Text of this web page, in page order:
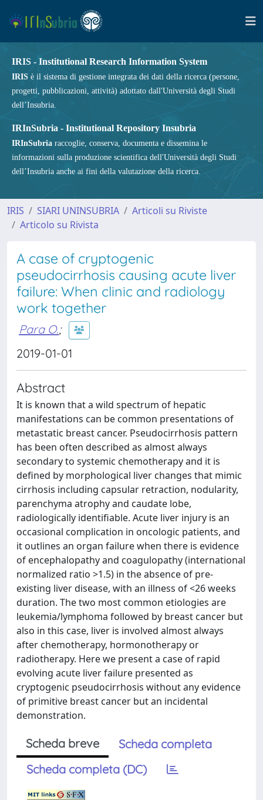
IRIS - Institutional Research Information System
IRIS è il sistema di gestione integrata dei dati della ricerca (persone,
progetti, pubblicazioni, attività) adottato dall'Università degli Studi
dell’Insubria.
IRInSubria - Institutional Repository Insubria
IRInSubria raccoglie, conserva, documenta e dissemina le
informazioni sulla produzione scientifica dell'Università degli Studi
dell’Insubria anche ai fini della valutazione della ricerca.
IRIS SIARI UNINSUBRIA
Articoli su Riviste
Articolo su Rivista
A case of cryptogenic
pseudocirrhosis causing acute liver
failure: When clinic and radiology
work together
Para O.;
2019-01-01
Abstract
It is known that a wild spectrum of hepatic
manifestations can be common presentations of
metastatic breast cancer. Pseudocirrhosis pattern
has been often described as almost always
secondary to systemic chemotherapy and it is
defined by morphological liver changes that mimic
cirrhosis including capsular retraction, nodularity,
parenchyma atrophy and caudate lobe,
radiologically identifiable. Acute liver injury is an
occasional complication in oncologic patients, and
it outlines an organ failure when there is evidence
of encephalopathy and coagulopathy (international
normalized ratio >1.5) in the absence of pre-
existing liver disease, with an illness of <26 weeks
duration. The two most common etiologies are
leukemia/lymphoma followed by breast cancer but
also in this case, liver is involved almost always
after chemotherapy, hormonotherapy or
radiotherapy. Here we present a case of rapid
evolving acute liver failure presented as
cryptogenic pseudocirrhosis without any evidence
of primitive breast cancer but an incidental
demonstration.
Scheda breve
Scheda completa
Scheda completa (DC)